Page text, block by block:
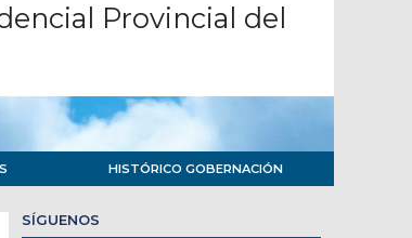
Provincial del
HISTÓRICO GOBERNACIÓN
SÍGUENOS